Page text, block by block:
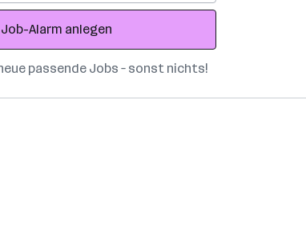
Job-Alarm anlegen
passende Jobs – sonst nichts!